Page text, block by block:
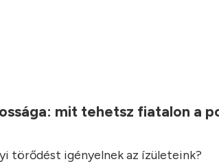
mit tehetsz fiatalon a
törődést igényelnek az ízületeink?